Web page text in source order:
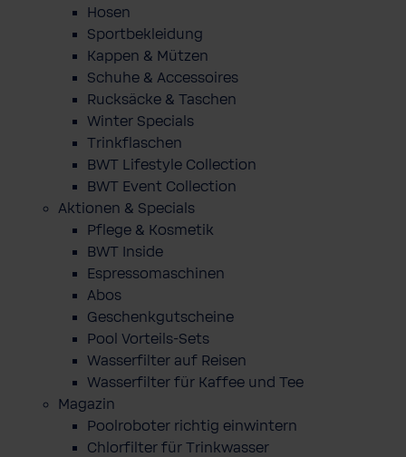
Hosen
Sportbekleidung
Kappen & Mützen
Schuhe & Accessoires
Rucksäcke & Taschen
Winter Specials
Trinkflaschen
BWT Lifestyle Collection
BWT Event Collection
Aktionen & Specials
Pflege & Kosmetik
BWT Inside
Espressomaschinen
Abos
Geschenkgutscheine
Pool Vorteils-Sets
Wasserfilter auf Reisen
Wasserfilter für Kaffee und Tee
Magazin
Poolroboter richtig einwintern
Chlorfilter für Trinkwasser